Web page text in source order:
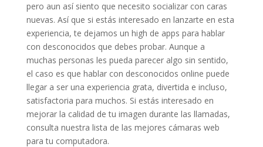
pero aun así siento que necesito socializar con caras
nuevas. Así que si estás interesado en lanzarte en esta
experiencia, te dejamos un high de apps para hablar
con desconocidos que debes probar. Aunque a
muchas personas les pueda parecer algo sin sentido,
el caso es que hablar con desconocidos online puede
llegar a ser una experiencia grata, divertida e incluso,
satisfactoria para muchos. Si estás interesado en
mejorar la calidad de tu imagen durante las llamadas,
consulta nuestra lista de las mejores cámaras web
para tu computadora.